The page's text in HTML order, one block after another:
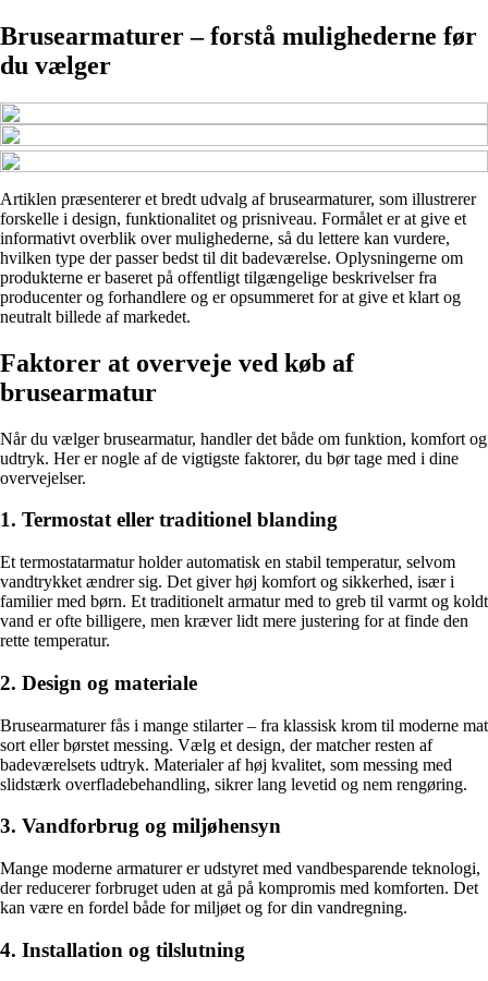
Brusearmaturer – forstå mulighederne før
du vælger
Artiklen præsenterer et bredt udvalg af brusearmaturer, som illustrerer
forskelle i design, funktionalitet og prisniveau. Formålet er at give et
informativt overblik over mulighederne, så du lettere kan vurdere,
hvilken type der passer bedst til dit badeværelse. Oplysningerne om
produkterne er baseret på offentligt tilgængelige beskrivelser fra
producenter og forhandlere og er opsummeret for at give et klart og
neutralt billede af markedet.
Faktorer at overveje ved køb af
brusearmatur
Når du vælger brusearmatur, handler det både om funktion, komfort og
udtryk. Her er nogle af de vigtigste faktorer, du bør tage med i dine
overvejelser.
1. Termostat eller traditionel blanding
Et termostatarmatur holder automatisk en stabil temperatur, selvom
vandtrykket ændrer sig. Det giver høj komfort og sikkerhed, især i
familier med børn. Et traditionelt armatur med to greb til varmt og koldt
vand er ofte billigere, men kræver lidt mere justering for at finde den
rette temperatur.
2. Design og materiale
Brusearmaturer fås i mange stilarter – fra klassisk krom til moderne mat
sort eller børstet messing. Vælg et design, der matcher resten af
badeværelsets udtryk. Materialer af høj kvalitet, som messing med
slidstærk overfladebehandling, sikrer lang levetid og nem rengøring.
3. Vandforbrug og miljøhensyn
Mange moderne armaturer er udstyret med vandbesparende teknologi,
der reducerer forbruget uden at gå på kompromis med komforten. Det
kan være en fordel både for miljøet og for din vandregning.
4. Installation og tilslutning